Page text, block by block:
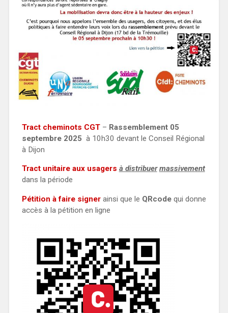
Tract cheminots CGT– Rassemblement 05
septembre 2025 à 10h30 devant le Conseil Régional
à Dijon
Tract unitaire aux usagers à distribuer massivement
dans la période
Pétition à faire signerainsi que le QRcodequi donne
accès à la pétition en ligne